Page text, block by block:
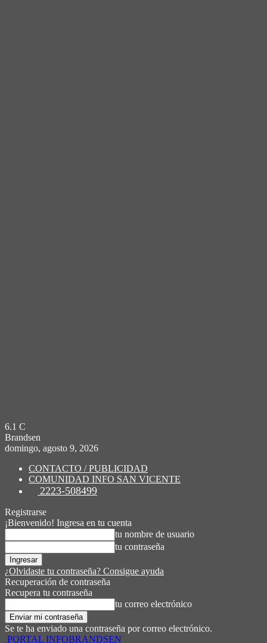
6.1 C
Brandsen
domingo, agosto 9, 2026
CONTACTO / PUBLICIDAD
COMUNIDAD INFO SAN VICENTE
2223-508499
Registrarse
¡Bienvenido! Ingresa en tu cuenta
tu nombre de usuario
tu contraseña
¿Olvidaste tu contraseña? Consigue ayuda
Recuperación de contraseña
Recupera tu contraseña
tu correo electrónico
Se te ha enviado una contraseña por correo electrónico.
PORTAL INFOBRANDSEN